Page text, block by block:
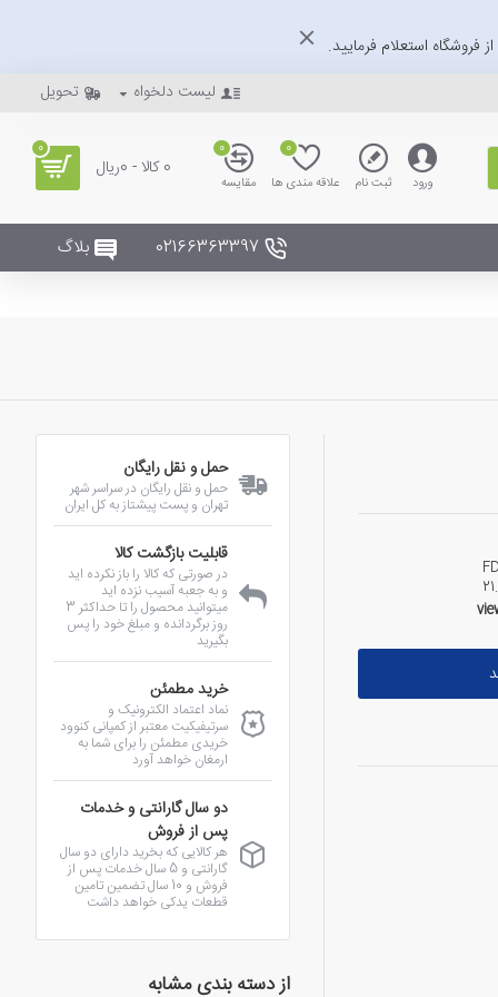
استعلام فرمایید.
لیست دلخواه تحویل
ورود ثبت نام علاقه مندی ها
0
مقایسه
0
0 کالا - 0ریال
0
02166363397 بلاگ
حمل و نقل رایگان
حمل و نقل رایگان در سراسر شهر
تهران و پست پیشتاز به کل ایران
قابلیت بازگشت کالا
در صورتی که کالا را باز نکرده اید
و به جعبه آسیب نزده اید
میتوانید محصول را تا حداکثر 3
روز برگردانده و مبلغ خود را پس
بگیرید
خرید مطمئن
نماد اعتماد الکترونیک و
سرتیفیکیت معتبر از کمپانی کنوود
خریدی مطمئن را برای شما به
ارمغان خواهد آورد
دو سال گارانتی و خدمات
پس از فروش
هر کالایی که بخرید دارای دو سال
گارانتی و 5 سال خدمات پس از
فروش و 10 سال تضمین تامین
قطعات یدکی خواهد داشت
از دسته بندی مشابه